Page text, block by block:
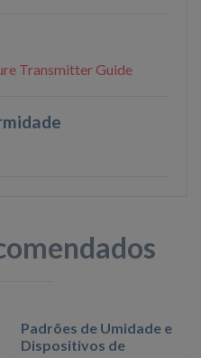
Transmitter Guide
Padrões de Umidade e
Dispositivos de